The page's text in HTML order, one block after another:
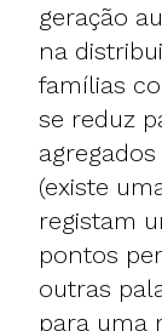
geração
na
famílias
se reduz
(existe
registam
pontos
outras
para uma